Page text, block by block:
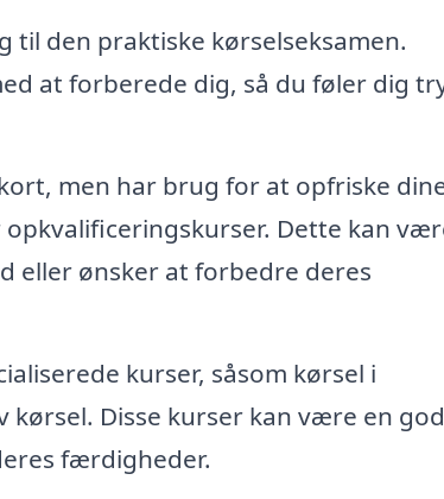
til den praktiske kørselseksamen.
at forberede dig, så du føler dig
men har brug for at opfriske
Dette kan
eller ønsker at forbedre deres
kurser, såsom kørsel i
Disse kurser kan være en god
færdigheder.